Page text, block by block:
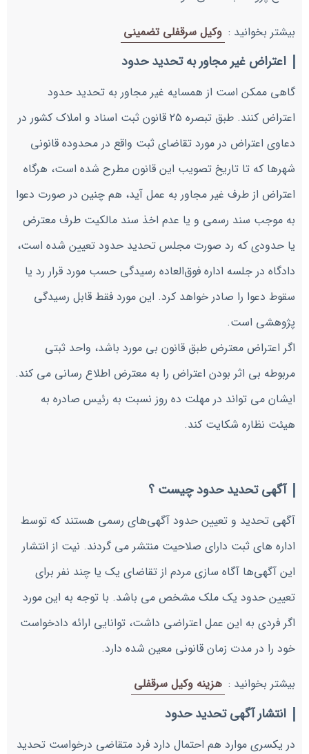
بیشتر بخوانید : وکیل سرقفلی تضمینی
اعتراض غیر مجاور به تحدید حدود
گاهی ممکن است از همسایه غیر مجاور به تحدید حدود
اعتراض کنند. طبق تبصره ۲۵ قانون ثبت اسناد و املاک کشور در
دعاوی اعتراض در مورد تقاضای ثبت واقع در محدوده قانونی
شهرها که تا تاریخ تصویب این قانون مطرح شده است، هرگاه
اعتراض از طرف غیر مجاور به عمل آید، هم چنین در صورت دعوا
به موجب سند رسمی و یا عدم اخذ سند مالکیت طرف معترض
یا حدودی که رد صورت مجلس تحدید حدود تعیین شده است،
دادگاه در جلسه اداره فوق‌العاده رسیدگی حسب مورد قرار رد یا
سقوط دعوا را صادر خواهد کرد. این مورد فقط قابل رسیدگی
پژوهشی است.
اگر اعتراض معترض طبق قانون بی مورد باشد، واحد ثبتی
مربوطه بی اثر بودن اعتراض را به معترض اطلاع رسانی می کند.
ایشان می تواند در مهلت ده روز نسبت به رئیس صادره به
هیئت نظاره شکایت کند.
آگهی تحدید حدود چیست ؟
آگهی تحدید و تعیین حدود آگهی‌های رسمی‌ هستند که توسط
اداره های ثبت دارای صلاحیت منتشر می گردند. نیت از انتشار
این آگهی‌ها آگاه سازی مردم از تقاضای یک یا چند نفر برای
تعیین حدود یک ملک مشخص می باشد. با توجه به این مورد
اگر فردی به این عمل اعتراضی داشت، توانایی ارائه دادخواست
خود را در مدت زمان قانونی معین شده دارد.
بیشتر بخوانید : هزینه وکیل سرقفلی
انتشار آگهی تحدید حدود
در یکسری موارد هم احتمال دارد فرد متقاضی درخواست تحدید